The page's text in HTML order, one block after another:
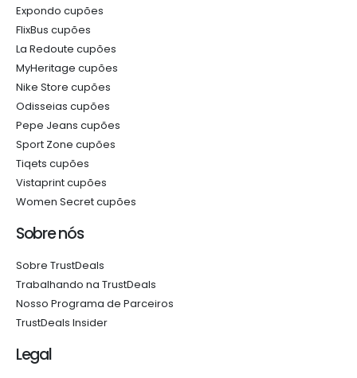
Expondo cupões
FlixBus cupões
La Redoute cupões
MyHeritage cupões
Nike Store cupões
Odisseias cupões
Pepe Jeans cupões
Sport Zone cupões
Tiqets cupões
Vistaprint cupões
Women Secret cupões
Sobre nós
Sobre TrustDeals
Trabalhando na TrustDeals
Nosso Programa de Parceiros
TrustDeals Insider
Legal